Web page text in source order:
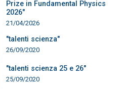
Prize in Fundamental Physics
2026"
21/04/2026
"talenti scienza"
26/09/2020
"talenti scienza 25 e 26"
25/09/2020